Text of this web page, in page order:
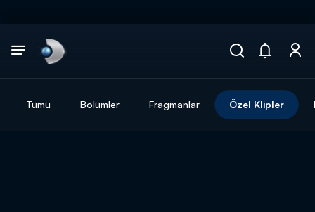
Tümü Bölümler Fragmanlar Özel Klipler